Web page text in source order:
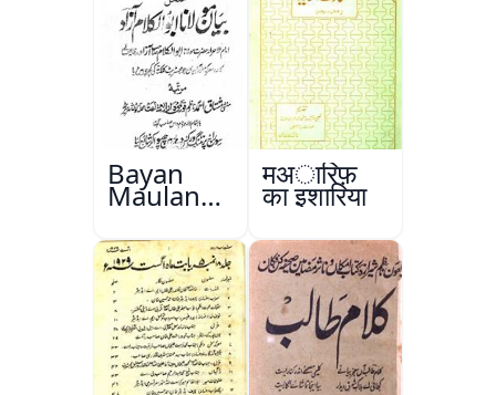
Bayan
Maulana
Abul
Kalam
Azad
मअारिफ़
का इशारिया